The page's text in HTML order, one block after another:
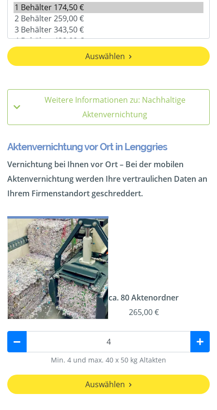
Auswählen
Weitere Informationen zu: Nachhaltige
Aktenvernichtung
Aktenvernichtung vor Ort in Lenggries
Vernichtung bei Ihnen vor Ort – Bei der mobilen
Aktenvernichtung werden Ihre vertraulichen Daten an
Ihrem Firmenstandort geschreddert.
ca. 80 Aktenordner
265,00 €
Min. 4 und max. 40 x 50 kg Altakten
Auswählen